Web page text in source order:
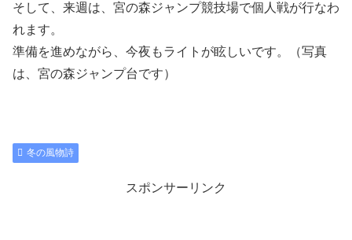
そして、来週は、宮の森ジャンプ競技場で個人戦が行なわ
れます。
準備を進めながら、今夜もライトが眩しいです。（写真
は、宮の森ジャンプ台です）
冬の風物詩
スポンサーリンク